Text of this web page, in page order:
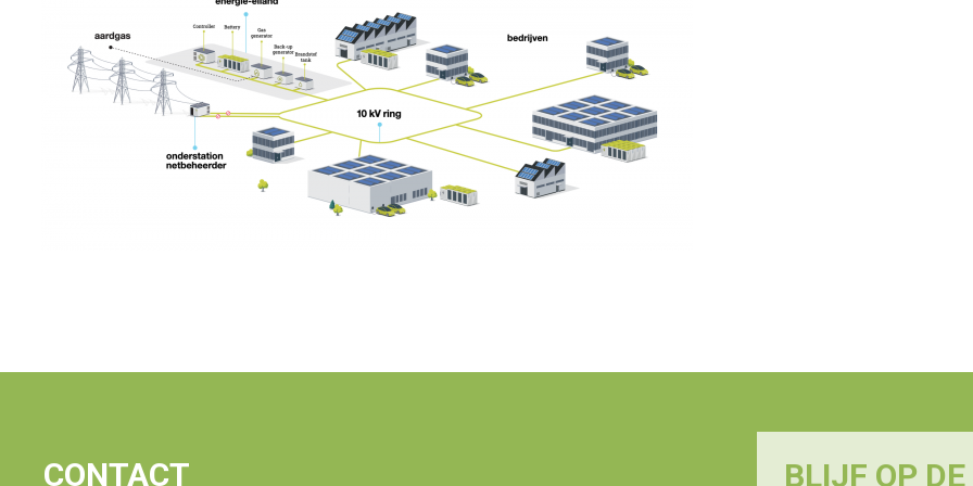
CONTACT BLIJF OP